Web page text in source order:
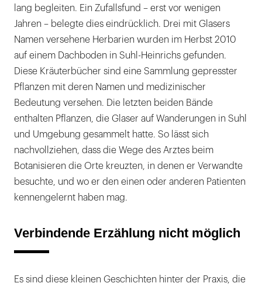
lang begleiten. Ein Zufallsfund – erst vor wenigen
Jahren – belegte dies eindrücklich. Drei mit Glasers
Namen versehene Herbarien wurden im Herbst 2010
auf einem Dachboden in Suhl-Heinrichs gefunden.
Diese Kräuterbücher sind eine Sammlung gepresster
Pflanzen mit deren Namen und medizinischer
Bedeutung versehen. Die letzten beiden Bände
enthalten Pflanzen, die Glaser auf Wanderungen in Suhl
und Umgebung gesammelt hatte. So lässt sich
nachvollziehen, dass die Wege des Arztes beim
Botanisieren die Orte kreuzten, in denen er Verwandte
besuchte, und wo er den einen oder anderen Patienten
kennengelernt haben mag.
Verbindende Erzählung nicht möglich
Es sind diese kleinen Geschichten hinter der Praxis, die